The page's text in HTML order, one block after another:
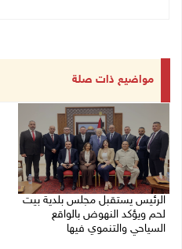
مواضيع ذات صلة
الرئيس يستقبل مجلس بلدية بيت
لحم ويؤكد النهوض بالواقع
السياحي والتنموي فيها